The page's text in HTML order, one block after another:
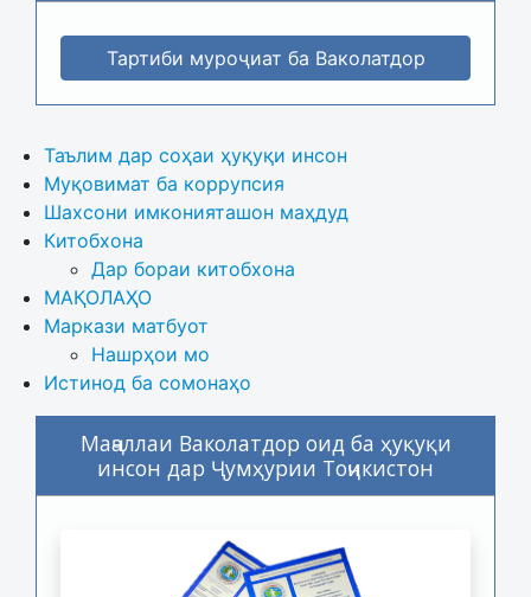
Тартиби муроҷиат ба Ваколатдор
Таълим дар соҳаи ҳуқуқи инсон
Муқовимат ба коррупсия
Шахсони имконияташон маҳдуд
Китобхона
Дар бораи китобхона
МАҚОЛАҲО
Маркази матбуот
Нашрҳои мо
Истинод ба сомонаҳо
Маҷаллаи Ваколатдор оид ба ҳуқуқи
инсон дар Ҷумҳурии Тоҷикистон